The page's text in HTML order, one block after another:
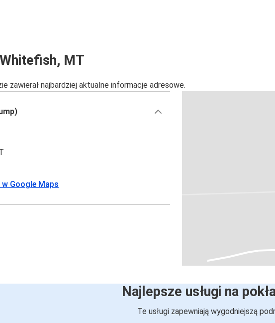
MT
zawierał najbardziej aktualne informacje adresowe.
Google Maps
Najlepsze usługi na
Te usługi zapewniają wygodniejszą